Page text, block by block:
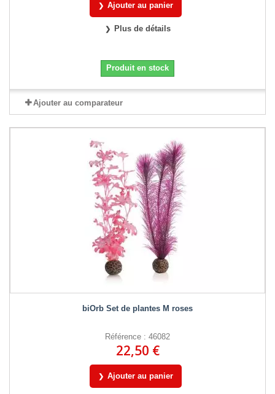
Ajouter au panier
Plus de détails
Produit en stock
Ajouter au comparateur
biOrb Set de plantes M roses
Référence : 46082
22,50 €
Ajouter au panier